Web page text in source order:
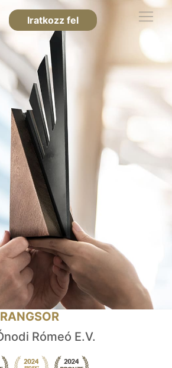
Iratkozz fel
Rómeó E.V.